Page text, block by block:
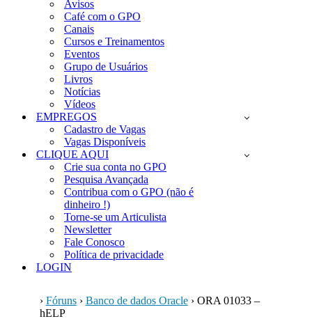
Avisos
Café com o GPO
Canais
Cursos e Treinamentos
Eventos
Grupo de Usuários
Livros
Notícias
Vídeos
EMPREGOS
Cadastro de Vagas
Vagas Disponíveis
CLIQUE AQUI
Crie sua conta no GPO
Pesquisa Avançada
Contribua com o GPO (não é
dinheiro !)
Torne-se um Articulista
Newsletter
Fale Conosco
Política de privacidade
LOGIN
› Fóruns › Banco de dados Oracle › ORA 01033 –
hELP